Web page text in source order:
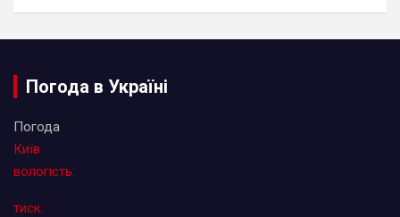
Погода в Україні
Погода
Київ
вологість:
тиск: